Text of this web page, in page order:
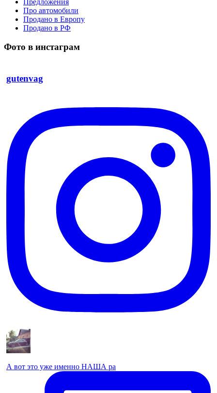
Предложения
Про автомобили
Продано в Европу
Продано в РФ
Фото в инстаграм
gutenvag
А вот это уже именно НАША ра